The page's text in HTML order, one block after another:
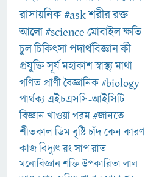
রাসায়নিক#askশরীররক্ত
আলো#scienceমোবাইলক্ষতি
চুলচিকিৎসাপদার্থবিজ্ঞানকী
প্রযুক্তিসূর্যমহাকাশস্বাস্থ্যমাথা
গণিত প্রাণীবৈজ্ঞানিক#biology
পার্থক্য এইচএসসি-আইসিটি
বিজ্ঞানখাওয়াগরম#জানতে
শীতকালডিমবৃষ্টিচাঁদকেনকারণ
কাজবিদ্যুৎরংসাপরাত
মনোবিজ্ঞানশক্তিউপকারিতালাল